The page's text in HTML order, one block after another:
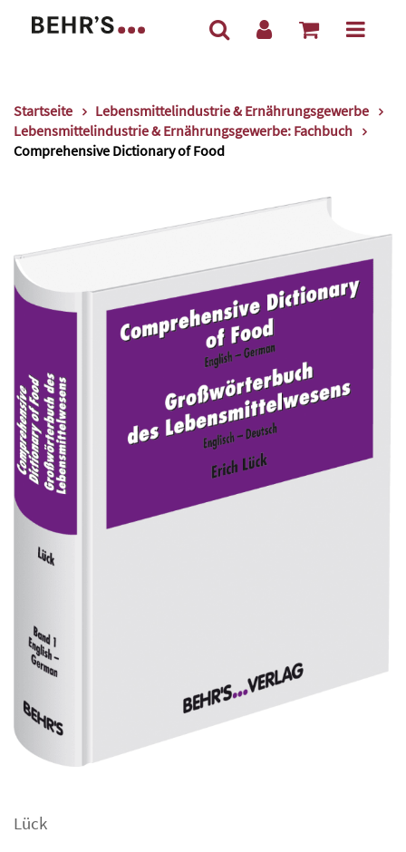
Startseite
Lebensmittelindustrie & Ernährungsgewerbe
Lebensmittelindustrie & Ernährungsgewerbe: Fachbuch
Comprehensive Dictionary of Food
Lück